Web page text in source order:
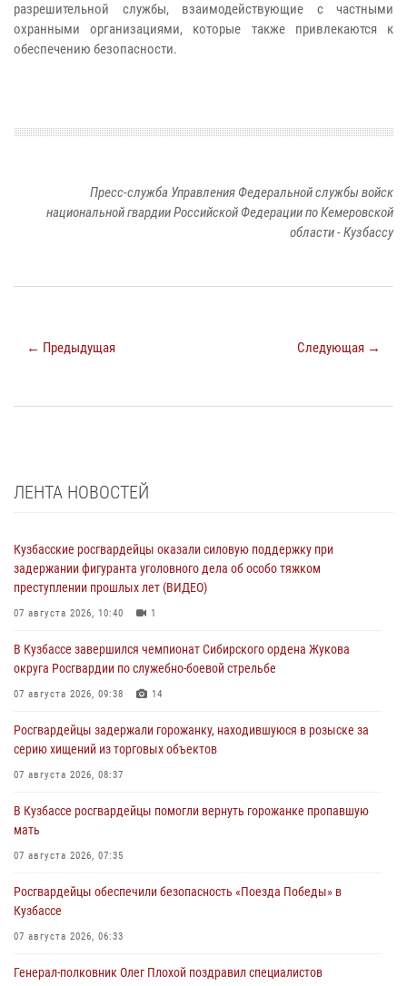
разрешительной службы, взаимодействующие с частными
охранными организациями, которые также привлекаются к
обеспечению безопасности.
Пресс-служба Управления Федеральной службы войск
национальной гвардии Российской Федерации по Кемеровской
области - Кузбассу
← Предыдущая Следующая →
ЛЕНТА НОВОСТЕЙ
Кузбасские росгвардейцы оказали силовую поддержку при
задержании фигуранта уголовного дела об особо тяжком
преступлении прошлых лет (ВИДЕО)
07 августа 2026, 10:40 1
В Кузбассе завершился чемпионат Сибирского ордена Жукова
округа Росгвардии по служебно-боевой стрельбе
07 августа 2026, 09:38 14
Росгвардейцы задержали горожанку, находившуюся в розыске за
серию хищений из торговых объектов
07 августа 2026, 08:37
В Кузбассе росгвардейцы помогли вернуть горожанке пропавшую
мать
07 августа 2026, 07:35
Росгвардейцы обеспечили безопасность «Поезда Победы» в
Кузбассе
07 августа 2026, 06:33
Генерал-полковник Олег Плохой поздравил специалистов